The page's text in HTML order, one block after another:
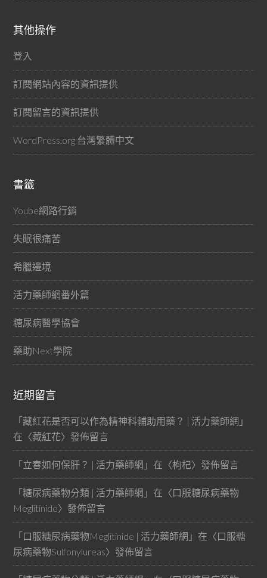
其他操作
登入
訂閱網站內容的資訊提供
訂閱留言的資訊提供
WordPress.org 台灣繁體中文
書籤
Yoube網路行銷
失眠很痛苦
希臘邊境
活力藥師網番外篇
糖尿病醫學協會
藥助Next學院
近期留言
「藏紅花是否可以作為精神科輔助用藥？ | 活力藥師網 」
在〈藏紅花〉發佈留言
「立春如何保肝？ | 活力藥師網 」在〈枸杞〉發佈留言
「糖尿病藥物分類 | 活力藥師網 」在〈口服糖尿病藥物
Meglitinide〉發佈留言
「口服糖尿病藥物Meglitinide | 活力藥師網 」在〈口服糖
尿病藥物Sulfonylureas〉發佈留言